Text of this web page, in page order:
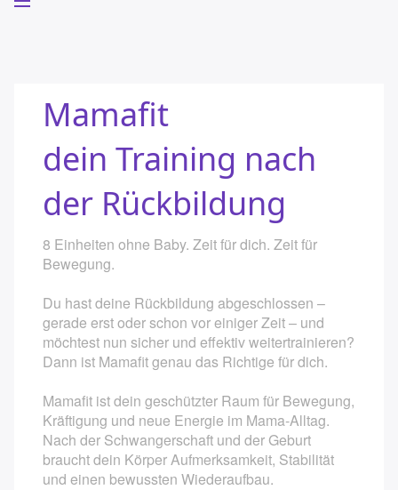
Leistungen
Team
Kurse in der Schwangerschaft
Yoga in der Schwangerschaft
Geburtsvorbereitung
Geburtsvorbereitung ab dem 2. Kind
Wochenendpaarkurs Geburtsvorbereitung
Säuglingspflegekurs
Kindernotfallkurs / Erste-Hilfe am Kind
Mamafit
dein Training nach
der Rückbildung
8 Einheiten ohne Baby. Zeit für dich. Zeit für
Bewegung.
Du hast deine Rückbildung abgeschlossen –
gerade erst oder schon vor einiger Zeit – und
möchtest nun sicher und effektiv weitertrainieren?
Dann ist Mamafit genau das Richtige für dich.
Mamafit ist dein geschützter Raum für Bewegung,
Kräftigung und neue Energie im Mama-Alltag.
Nach der Schwangerschaft und der Geburt
braucht dein Körper Aufmerksamkeit, Stabilität
und einen bewussten Wiederaufbau.